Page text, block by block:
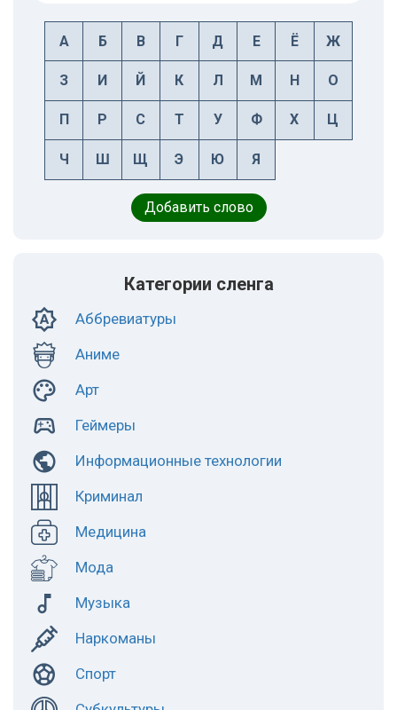
А Б В Г Д Е Ё Ж
З И Й К Л М Н О
П Р С Т У Ф Х Ц
Ч Ш Щ Э Ю Я
Добавить слово
Категории сленга
Аббревиатуры
Аниме
Арт
Геймеры
Информационные технологии
Криминал
Медицина
Мода
Музыка
Наркоманы
Спорт